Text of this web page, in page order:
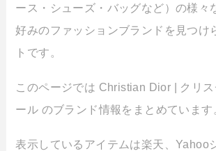
ース・シューズ・バッグなど）の様々
好みのファッションブランドを見つけ
トです。
このページでは Christian Dior | クリ
ール のブランド情報をまとめています
表示しているアイテムは楽天、Yahoo